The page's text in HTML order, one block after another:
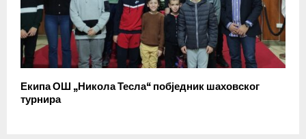
Екипа ОШ „Никола Тесла“ побједник шаховског
турнира